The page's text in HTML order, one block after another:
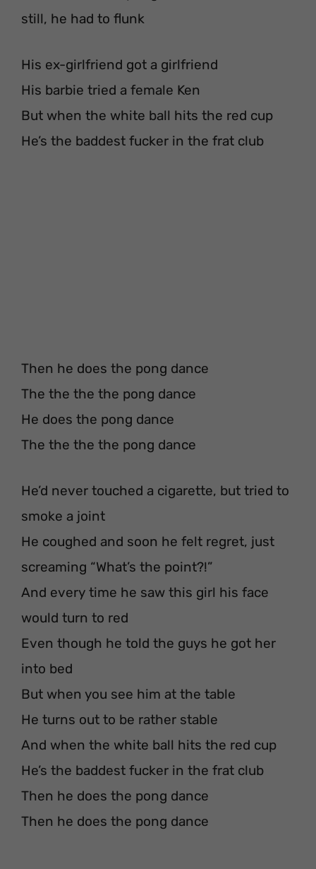
still, he had to flunk
His ex-girlfriend got a girlfriend
His barbie tried a female Ken
But when the white ball hits the red cup
He’s the baddest fucker in the frat club
Then he does the pong dance
The the the the pong dance
He does the pong dance
The the the the pong dance
He’d never touched a cigarette, but tried to
smoke a joint
He coughed and soon he felt regret, just
screaming “What’s the point?!”
And every time he saw this girl his face
would turn to red
Even though he told the guys he got her
into bed
But when you see him at the table
He turns out to be rather stable
And when the white ball hits the red cup
He’s the baddest fucker in the frat club
Then he does the pong dance
Then he does the pong dance